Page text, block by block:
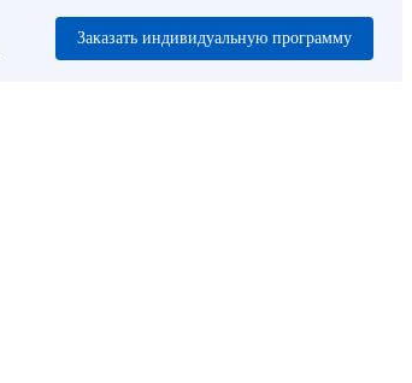
Заказать индивидуальную программу